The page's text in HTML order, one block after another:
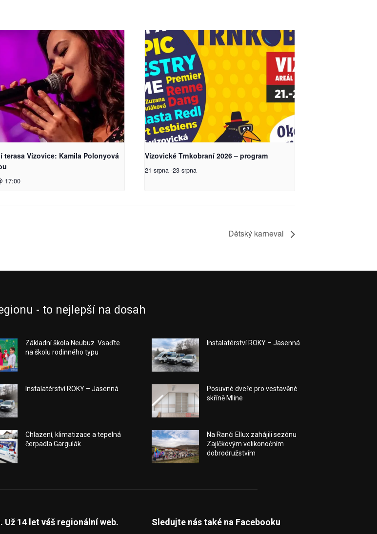
terasa Vizovice: Kamila Polonyová
17:00
Vizovické Trnkobraní 2026 – program
21 srpna -23 srpna
Dětský karneval
- to nejlepší na dosah
Základní škola Neubuz. Vsaďte
na školu rodinného typu
Instalatérství ROKY – Jasenná
Chlazení, klimatizace a tepelná
čerpadla Gargulák
Instalatérství ROKY – Jasenná
Posuvné dveře pro vestavěné
skříně Mline
Na Ranči Ellux zahájili sezónu
Zajíčkovým velikonočním
dobrodružstvím
Už 14 let váš regionální web. Sledujte nás také na Facebooku